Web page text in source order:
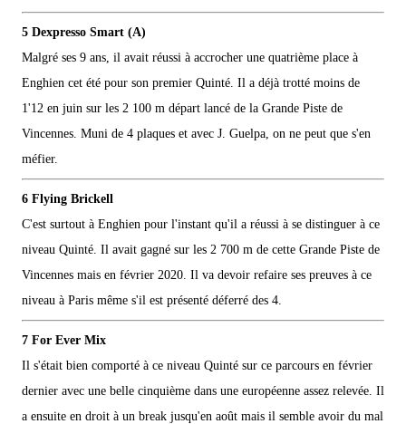
5 Dexpresso Smart (A)
Malgré ses 9 ans, il avait réussi à accrocher une quatrième place à
Enghien cet été pour son premier Quinté. Il a déjà trotté moins de
1'12 en juin sur les 2 100 m départ lancé de la Grande Piste de
Vincennes. Muni de 4 plaques et avec J. Guelpa, on ne peut que s'en
méfier.
6 Flying Brickell
C'est surtout à Enghien pour l'instant qu'il a réussi à se distinguer à ce
niveau Quinté. Il avait gagné sur les 2 700 m de cette Grande Piste de
Vincennes mais en février 2020. Il va devoir refaire ses preuves à ce
niveau à Paris même s'il est présenté déferré des 4.
7 For Ever Mix
Il s'était bien comporté à ce niveau Quinté sur ce parcours en février
dernier avec une belle cinquième dans une européenne assez relevée. Il
a ensuite en droit à un break jusqu'en août mais il semble avoir du mal